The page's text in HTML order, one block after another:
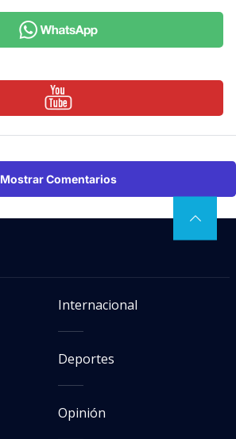
Mostrar Comentarios
Internacional
Deportes
Opinión